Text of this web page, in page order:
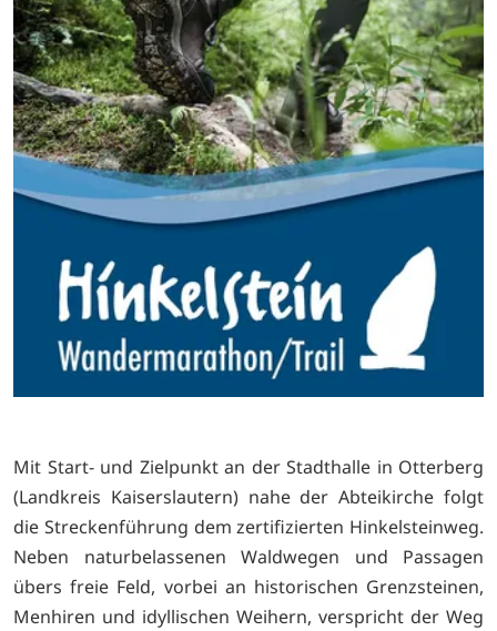
Mit Start- und Zielpunkt an der Stadthalle in Otterberg
(Landkreis Kaiserslautern) nahe der Abteikirche folgt
die Streckenführung dem zertifizierten Hinkelsteinweg.
Neben naturbelassenen Waldwegen und Passagen
übers freie Feld, vorbei an historischen Grenzsteinen,
Menhiren und idyllischen Weihern, verspricht der Weg